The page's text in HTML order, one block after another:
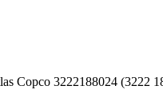
Copco 3222188024 (3222